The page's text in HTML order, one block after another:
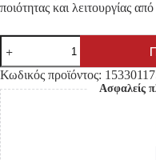
ποιότητας και λειτουργίας
ΦΑΝΟΣ
ΑΡΙΘΜΟΥ
NISSAN
D40
(ΜΙΚΡΟΣ
-
ΧΩΡΙΣ
ΣΚΑΛΟΠΑΤΙ)
ποσότητα
Κωδικός προϊόντος:
Ασφαλείς